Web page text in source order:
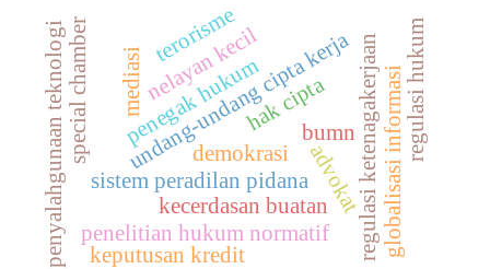
advokat
penegak hukum
sistem peradilan pidana
undang-undang cipta kerjaregulasi ketenagakerjaan
mediasi globalisasi informasi
nelayan kecil
kecerdasan buatan
penyalahgunaan teknologi hak cipta regulasi hukum
special chamber
penelitian hukum normatif
demokrasi
terorisme
keputusan kredit
bumn